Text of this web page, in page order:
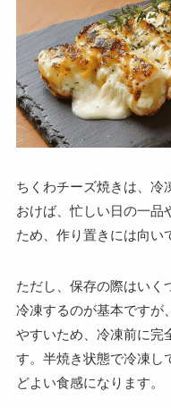
ちくわチーズ焼きは、冷
おけば、忙しい日の一品
ため、作り置きには向い
ただし、保存の際はいく
冷凍するのが基本ですが
やすいため、冷凍前に完
す。半焼き状態で冷凍し
どよい食感になります。